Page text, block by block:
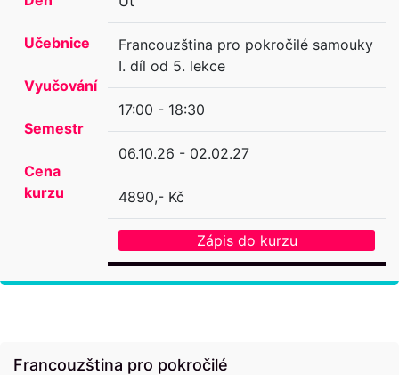
Učebnice
Vyučování
Semestr
Cena
kurzu
Francouzština pro pokročilé samouky
I. díl od 5. lekce
17:00 - 18:30
06.10.26 - 02.02.27
4890,- Kč
Zápis do kurzu
Francouzština pro pokročilé